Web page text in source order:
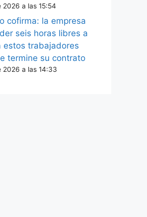
a las 15:54
cofirma: la empresa
seis horas libres a
estos trabajadores
termine su contrato
2026 a las 14:33